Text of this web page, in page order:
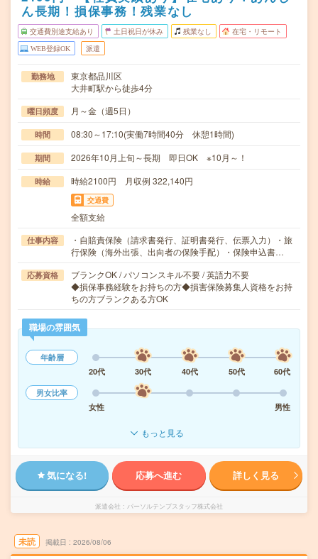
ん長期！損保事務！残業なし
交通費別途支給あり 土日祝日が休み 残業なし 在宅・リモート
WEB登録OK 派遣
勤務地
東京都品川区
大井町駅から徒歩4分
曜日頻度 月～金（週5日）
時間 08:30～17:10(実働7時間40分 休憩1時間)
期間 2026年10月上旬～長期 即日OK ※10月～！
時給 時給2100円 月収例 322,140円
交通費
全額支給
仕事内容
・自賠責保険（請求書発行、証明書発行、伝票入力）・旅
行保険（海外出張、出向者の保険手配）・保険申込書…
応募資格
ブランクOK / パソコンスキル不要 / 英語力不要
◆損保事務経験をお持ちの方◆損害保険募集人資格をお持
ちの方ブランクある方OK
職場の雰囲気
年齢層
20代
30代 40代 50代
60代
男女比率
女性
男性
もっと見る
気になる! 応募へ進む 詳しく見る
派遣会社 パーソルテンプスタッフ株式会社
未読 掲載日 2026/08/06